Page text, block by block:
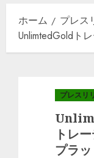
メ
ニ
ュ
ホーム
プレス
UnlimtedGoldト
プレスリ
トレ
プラ